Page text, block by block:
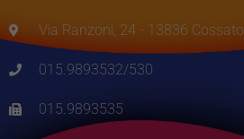
Via Ranzoni, 24 - 13836
015.9893532/530
015.9893535